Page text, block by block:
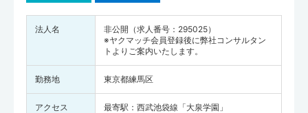
法人名
非公開（求人番号：295025）
※ヤクマッチ会員登録後に弊社コンサルタン
トよりご案内いたします。
勤務地 東京都練馬区
アクセス 最寄駅：西武池袋線「大泉学園」